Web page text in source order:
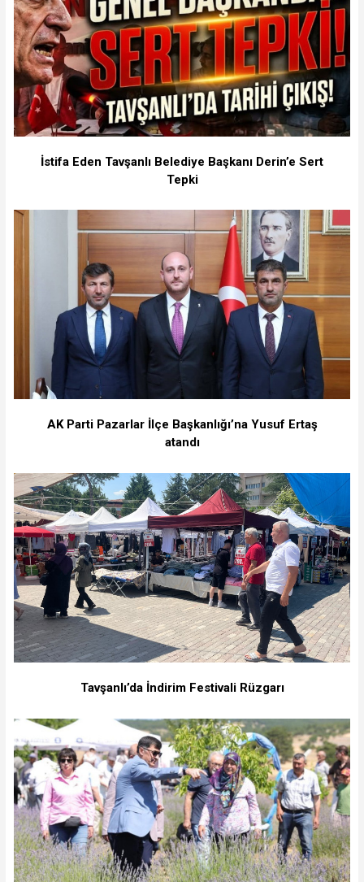
İstifa Eden Tavşanlı Belediye Başkanı Derin’e Sert
Tepki
AK Parti Pazarlar İlçe Başkanlığı’na Yusuf Ertaş
atandı
Tavşanlı’da İndirim Festivali Rüzgarı